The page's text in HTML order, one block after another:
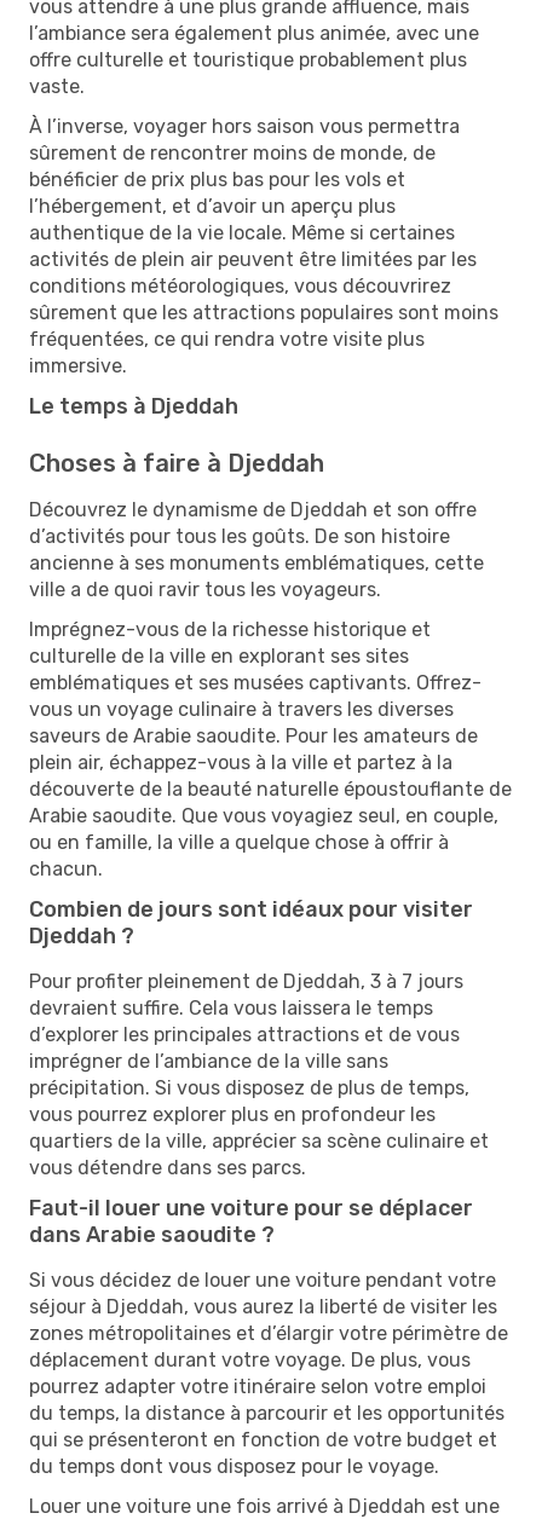
vous attendre à une plus grande affluence, mais
l’ambiance sera également plus animée, avec une
offre culturelle et touristique probablement plus
vaste.
À l’inverse, voyager hors saison vous permettra
sûrement de rencontrer moins de monde, de
bénéficier de prix plus bas pour les vols et
l’hébergement, et d’avoir un aperçu plus
authentique de la vie locale. Même si certaines
activités de plein air peuvent être limitées par les
conditions météorologiques, vous découvrirez
sûrement que les attractions populaires sont moins
fréquentées, ce qui rendra votre visite plus
immersive.
Le temps à Djeddah
Choses à faire à Djeddah
Découvrez le dynamisme de Djeddah et son offre
d’activités pour tous les goûts. De son histoire
ancienne à ses monuments emblématiques, cette
ville a de quoi ravir tous les voyageurs.
Imprégnez-vous de la richesse historique et
culturelle de la ville en explorant ses sites
emblématiques et ses musées captivants. Offrez-
vous un voyage culinaire à travers les diverses
saveurs de Arabie saoudite. Pour les amateurs de
plein air, échappez-vous à la ville et partez à la
découverte de la beauté naturelle époustouflante de
Arabie saoudite. Que vous voyagiez seul, en couple,
ou en famille, la ville a quelque chose à offrir à
chacun.
Combien de jours sont idéaux pour visiter
Djeddah ?
Pour profiter pleinement de Djeddah, 3 à 7 jours
devraient suffire. Cela vous laissera le temps
d’explorer les principales attractions et de vous
imprégner de l’ambiance de la ville sans
précipitation. Si vous disposez de plus de temps,
vous pourrez explorer plus en profondeur les
quartiers de la ville, apprécier sa scène culinaire et
vous détendre dans ses parcs.
Faut-il louer une voiture pour se déplacer
dans Arabie saoudite ?
Si vous décidez de louer une voiture pendant votre
séjour à Djeddah, vous aurez la liberté de visiter les
zones métropolitaines et d’élargir votre périmètre de
déplacement durant votre voyage. De plus, vous
pourrez adapter votre itinéraire selon votre emploi
du temps, la distance à parcourir et les opportunités
qui se présenteront en fonction de votre budget et
du temps dont vous disposez pour le voyage.
Louer une voiture une fois arrivé à Djeddah est une